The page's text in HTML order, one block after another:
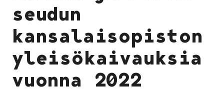
seudun
kansalaisopiston
yleisökaivauksia
vuonna 2022